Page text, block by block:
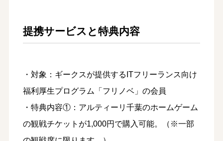
提携サービスと特典内容
・対象：ギークスが提供するITフリーランス向け
福利厚生プログラム「フリノベ」の会員
・特典内容①：アルティーリ千葉のホームゲーム
の観戦チケットが1,000円で購入可能。（※一部